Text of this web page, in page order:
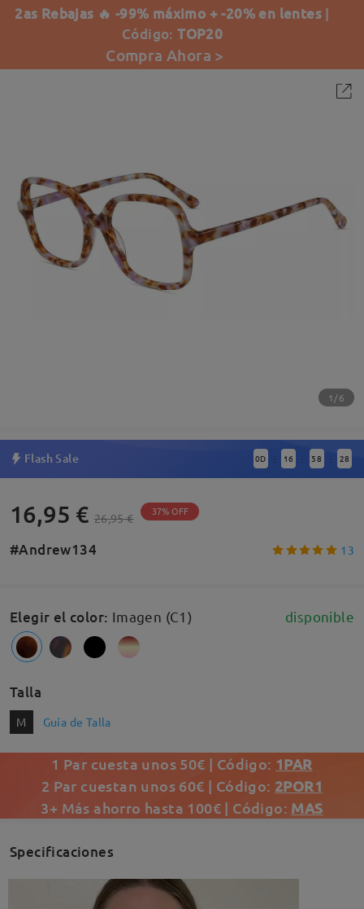
2as Rebajas 🔥 -99% máximo + -20% en lentes |
Código:TOP20
Compra Ahora >
1/6
Flash Sale 0D : 16 : 58 : 28
16,95 € 26,95 € 37% OFF
#Andrew134 13
Elegir el color: Imagen (C1) disponible
Talla
M Guía de Talla
1 Par cuesta unos 50€ | Código: 1PAR
2 Par cuestan unos 60€ | Código: 2POR1
3+ Más ahorro hasta 100€ | Código: MAS
Specificaciones